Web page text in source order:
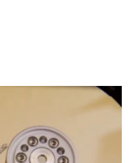
teilen
teilen
LinkedIn teilen